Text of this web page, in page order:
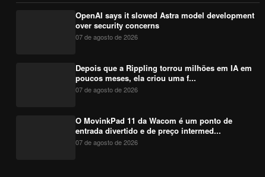
OpenAI says it slowed Astra model development
over security concerns
07 de agosto de 2026
Depois que a Rippling torrou milhões em IA em
poucos meses, ela criou uma f...
07 de agosto de 2026
O MovinkPad 11 da Wacom é um ponto de
entrada divertido e de preço intermed...
07 de agosto de 2026